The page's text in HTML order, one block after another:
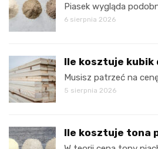
Piasek wygląda
6 sierpnia 2026
Ile kosztuje kubik
Musisz patrzeć na
5 sierpnia 2026
Ile kosztuje tona